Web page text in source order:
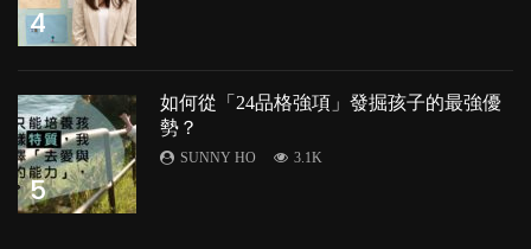
4
5
如何從「24品格強項」發掘孩子的最強優
勢？
SUNNY HO 3.1K